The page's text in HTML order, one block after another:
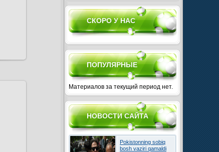
СКОРО У НАС
ПОПУЛЯРНЫЕ
Материалов за текущий период нет.
НОВОСТИ САЙТА
Pokistonning sobiq
bosh vaziri qamaldi